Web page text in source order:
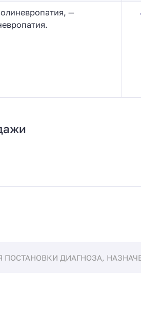
—
ДИАГНОЗА,